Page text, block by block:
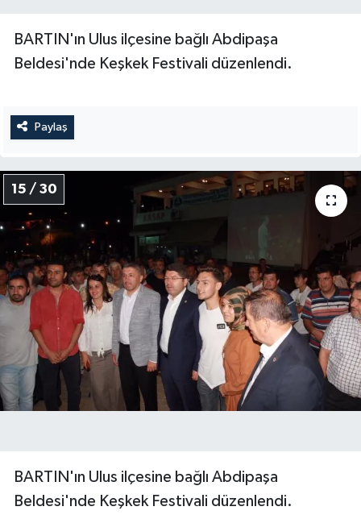
BARTIN'ın Ulus ilçesine bağlı Abdipaşa
Beldesi'nde Keşkek Festivali düzenlendi.
Paylaş
15 / 30
BARTIN'ın Ulus ilçesine bağlı Abdipaşa
Beldesi'nde Keşkek Festivali düzenlendi.